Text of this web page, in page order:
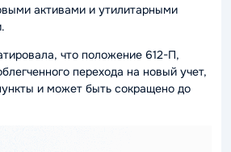
активами и утилитарными
что положение 612-П,
перехода на новый учет,
и может быть сокращено до